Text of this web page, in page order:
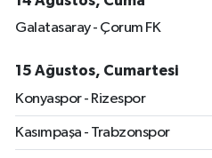
Galatasaray - Çorum FK
15 Ağustos, Cumartesi
Konyaspor - Rizespor
Kasımpaşa - Trabzonspor